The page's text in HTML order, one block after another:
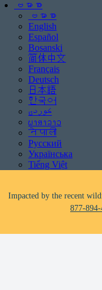
ဗမာစာ
ဗမာစာ
English
Español
Bosanski
简体中文
Français
Deutsch
日本語
한국어
ພາສາລາວ
नेपाली
Русский
Українська
Tiếng Việt
Be aware of scams:
If you receive a suspicious
Impacted by the recent
877-894-
Facing foreclosure?အကူ
4663
Be aware of scams:
If you receive a suspicious